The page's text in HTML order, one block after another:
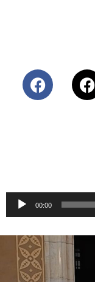
Reproductor
de
00:00